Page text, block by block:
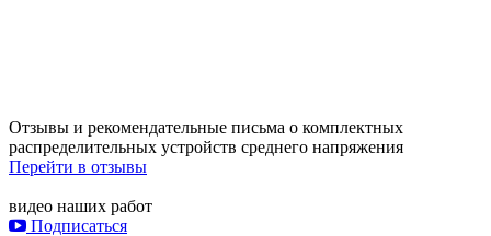
Отзывы и рекомендательные письма о комплектных
распределительных устройств среднего напряжения
Перейти в отзывы
видео наших работ
Подписаться